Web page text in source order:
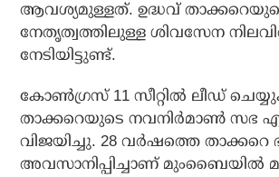
ആവശ്യമുള്ളത്. ഉദ്ധവ്
നേതൃത്വത്തിലുള്ള ശിവസേന
നേടിയിട്ടുണ്ട്.
കോണ്‍ഗ്രസ് 11 സീറ്റില്‍ ലീഡ്
താക്കറെയുടെ നവനിര്‍മാണ്‍ സഭ
വിജയിച്ചു. 28 വര്‍ഷത്തെ താക്കറെ
അവസാനിപ്പിച്ചാണ് മുംബൈയില്‍